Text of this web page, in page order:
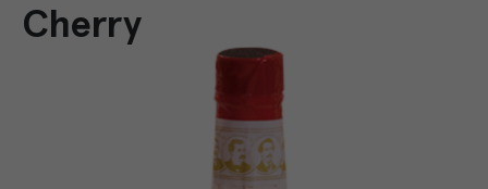
Cherry